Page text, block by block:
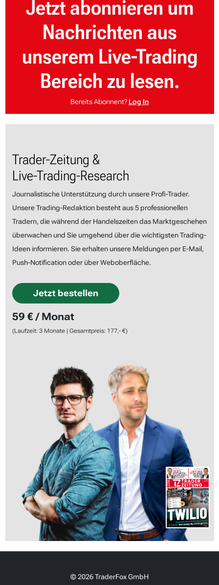
Jetzt abonnieren um
Nachrichten aus
unserem Live-Trading
Bereich zu lesen.
Bereits Abonnent? Log In
Trader-Zeitung &
Live-Trading-Research
Journalistische Unterstützung durch unsere Profi-Trader.
Unsere Trading-Redaktion besteht aus 5 professionellen
Tradern, die während der Handelszeiten das Marktgeschehen
überwachen und Sie umgehend über die wichtigsten Trading-
Ideen informieren. Sie erhalten unsere Meldungen per E-Mail,
Push-Notification oder über Weboberfläche.
Jetzt bestellen
59 € / Monat
(Laufzeit: 3 Monate | Gesamtpreis: 177,- €)
© 2026 TraderFox GmbH